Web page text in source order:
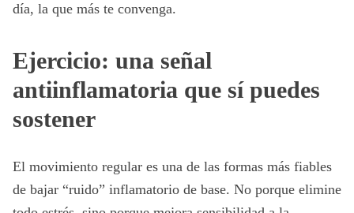
día, la que más te convenga.
Ejercicio: una señal
antiinflamatoria que sí puedes
sostener
El movimiento regular es una de las formas más fiables
de bajar “ruido” inflamatorio de base. No porque elimine